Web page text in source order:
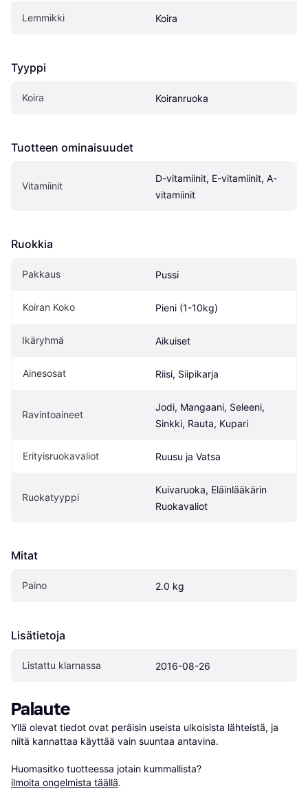
Lemmikki Koira
Tyyppi
Koira Koiranruoka
Tuotteen ominaisuudet
Vitamiinit
D-vitamiinit, E-vitamiinit, A-
vitamiinit
Ruokkia
Pakkaus Pussi
Koiran Koko Pieni (1-10kg)
Ikäryhmä Aikuiset
Ainesosat Riisi, Siipikarja
Ravintoaineet
Jodi, Mangaani, Seleeni,
Sinkki, Rauta, Kupari
Erityisruokavaliot Ruusu ja Vatsa
Ruokatyyppi
Kuivaruoka, Eläinlääkärin
Ruokavaliot
Mitat
Paino 2.0 kg
Lisätietoja
Listattu klarnassa 2016-08-26
Palaute
Yllä olevat tiedot ovat peräisin useista ulkoisista lähteistä, ja
niitä kannattaa käyttää vain suuntaa antavina.
Huomasitko tuotteessa jotain kummallista?
ilmoita ongelmista täällä.